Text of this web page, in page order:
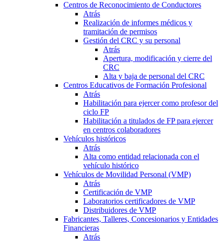
Centros de Reconocimiento de Conductores
Atrás
Realización de informes médicos y
tramitación de permisos
Gestión del CRC y su personal
Atrás
Apertura, modificación y cierre del
CRC
Alta y baja de personal del CRC
Centros Educativos de Formación Profesional
Atrás
Habilitación para ejercer como profesor del
ciclo FP
Habilitación a titulados de FP para ejercer
en centros colaboradores
Vehículos históricos
Atrás
Alta como entidad relacionada con el
vehículo histórico
Vehículos de Movilidad Personal (VMP)
Atrás
Certificación de VMP
Laboratorios certificadores de VMP
Distribuidores de VMP
Fabricantes, Talleres, Concesionarios y Entidades
Financieras
Atrás